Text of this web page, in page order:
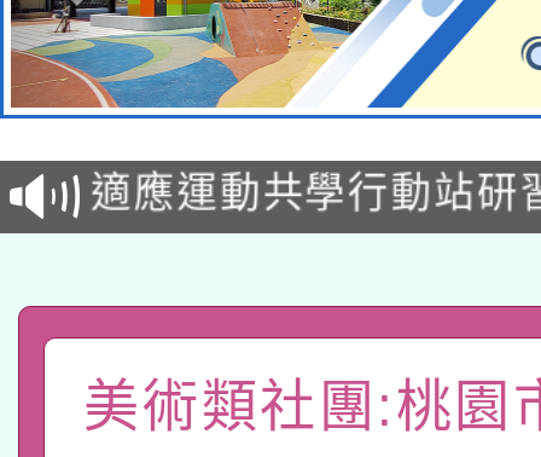
本校115學年度第2次
招甄選結果公告(無人
適應運動共學行動站研
本館辦理115年度閱讀
暨閱讀推動專業研習
科技賦能─人工智慧
礎課程
「數位內容與教學軟體
美術類社團:桃園